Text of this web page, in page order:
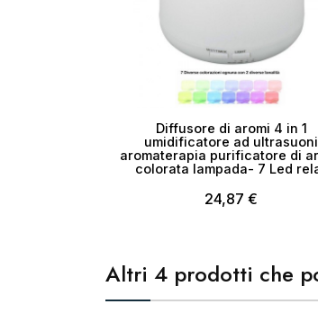
Diffusore di aromi 4 in 1
umidificatore ad ultrasuoni
aromaterapia purificatore di
colorata lampada- 7 Led
24,87 €
Altri 4 prodotti che